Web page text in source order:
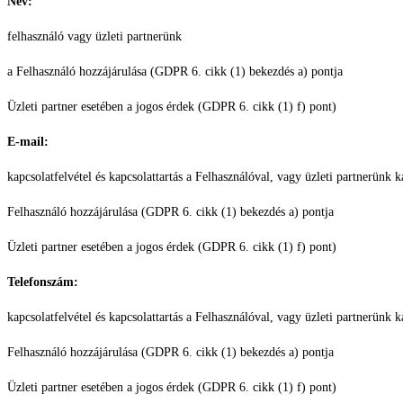
felhasználó vagy üzleti partnerünk
a Felhasználó hozzájárulása (GDPR 6. cikk (1) bekezdés a) pontja
Üzleti partner esetében a jogos érdek (GDPR 6. cikk (1) f) pont)
E-mail:
kapcsolatfelvétel és kapcsolattartás a Felhasználóval, vagy üzleti partnerünk
Felhasználó hozzájárulása (GDPR 6. cikk (1) bekezdés a) pontja
Üzleti partner esetében a jogos érdek (GDPR 6. cikk (1) f) pont)
Telefonszám:
kapcsolatfelvétel és kapcsolattartás a Felhasználóval, vagy üzleti partnerünk
Felhasználó hozzájárulása (GDPR 6. cikk (1) bekezdés a) pontja
Üzleti partner esetében a jogos érdek (GDPR 6. cikk (1) f) pont)